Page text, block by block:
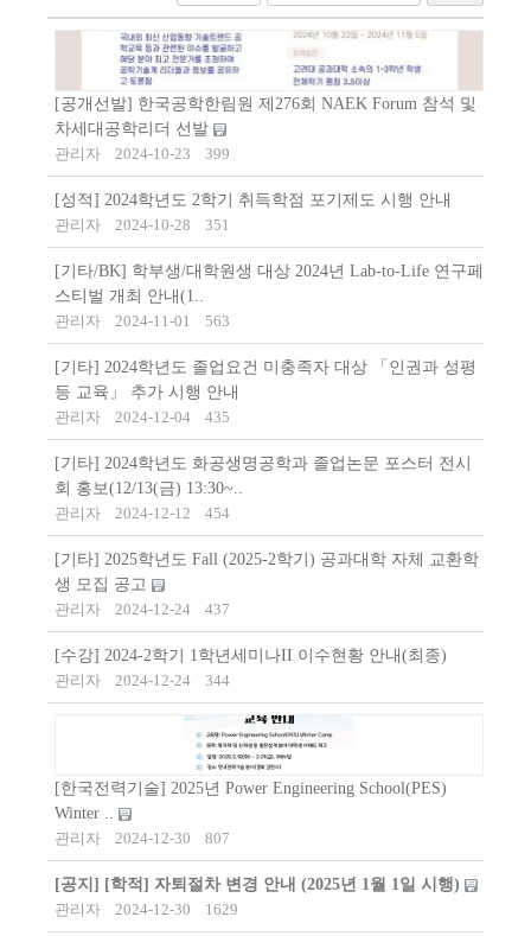
[공개선발] 한국공학한림원 제276회 NAEK Forum 참석 및
차세대공학리더 선발
관리자
2024-10-23 399
[성적] 2024학년도 2학기 취득학점 포기제도 시행 안내
관리자
2024-10-28 351
[기타/BK] 학부생/대학원생 대상 2024년 Lab-to-Life 연구페
스티벌 개최 안내(1..
관리자
2024-11-01 563
[기타] 2024학년도 졸업요건 미충족자 대상 「인권과 성평
등 교육」 추가 시행 안내
관리자
2024-12-04 435
[기타] 2024학년도 화공생명공학과 졸업논문 포스터 전시
회 홍보(12/13(금) 13:30~..
관리자
2024-12-12 454
[기타] 2025학년도 Fall (2025-2학기) 공과대학 자체 교환학
생 모집 공고
관리자
2024-12-24 437
[수강] 2024-2학기 1학년세미나II 이수현황 안내(최종)
관리자
2024-12-24 344
[한국전력기술] 2025년 Power Engineering School(PES)
Winter ..
관리자
2024-12-30 807
[공지] [학적] 자퇴절차 변경 안내 (2025년 1월 1일 시행)
관리자
2024-12-30 1629